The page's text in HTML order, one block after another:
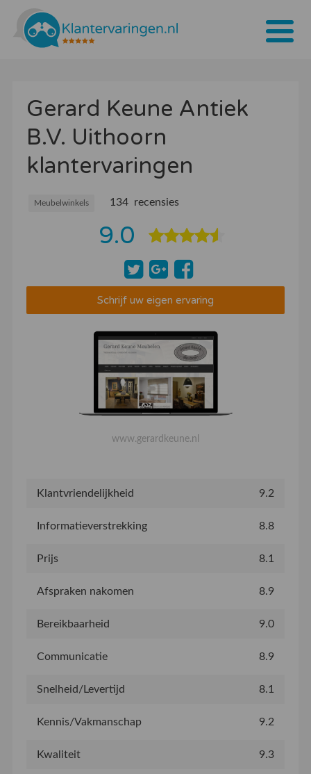
Tarieven
Bedrijven
Over ons
Blogs
Gerard Keune Antiek
B.V. Uithoorn
klantervaringen
Meubelwinkels 134 recensies
9.0
Schrijf uw eigen ervaring
www.gerardkeune.nl
Klantvriendelijkheid 9.2
Informatieverstrekking 8.8
Prijs 8.1
Afspraken nakomen 8.9
Bereikbaarheid 9.0
Communicatie 8.9
Snelheid/Levertijd 8.1
Kennis/Vakmanschap 9.2
Kwaliteit 9.3